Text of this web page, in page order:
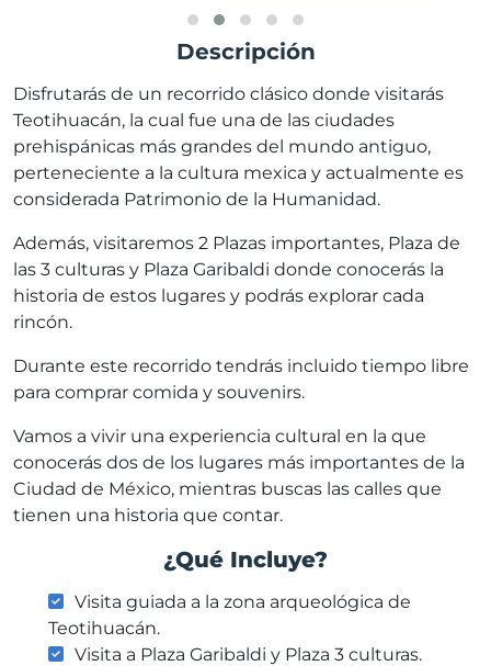
Descripción
Disfrutarás de un recorrido clásico donde visitarás
Teotihuacán, la cual fue una de las ciudades
prehispánicas más grandes del mundo antiguo,
perteneciente a la cultura mexica y actualmente es
considerada Patrimonio de la Humanidad.
Además, visitaremos 2 Plazas importantes, Plaza de
las 3 culturas y Plaza Garibaldi donde conocerás la
historia de estos lugares y podrás explorar cada
rincón.
Durante este recorrido tendrás incluido tiempo libre
para comprar comida y souvenirs.
Vamos a vivir una experiencia cultural en la que
conocerás dos de los lugares más importantes de la
Ciudad de México, mientras buscas las calles que
tienen una historia que contar.
¿Qué Incluye?
Visita guiada a la zona arqueológica de
Teotihuacán.
Visita a Plaza Garibaldi y Plaza 3 culturas.